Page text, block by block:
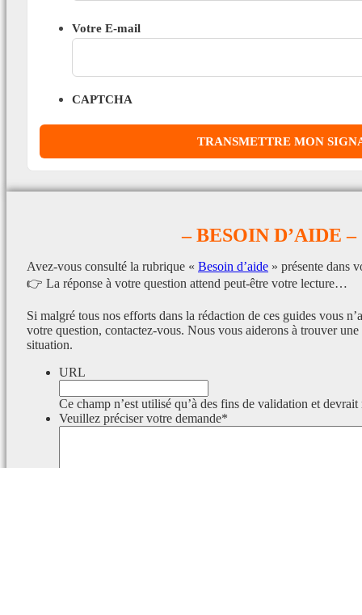
Votre E-mail
CAPTCHA
– BESOIN D’AIDE –
Avez-vous consulté la rubrique « Besoin d’aide » présente dans
👉 La réponse à votre question attend peut-être votre lecture…
Si malgré tous nos efforts dans la rédaction de ces guides vous
votre question, contactez-vous. Nous vous aiderons à trouver
situation.
URL
Ce champ n’est utilisé qu’à des fins de validation et devrait
Veuillez préciser votre demande*